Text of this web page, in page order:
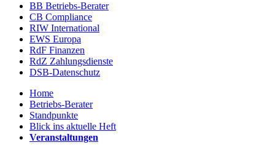
BB Betriebs-Berater
CB Compliance
RIW International
EWS Europa
RdF Finanzen
RdZ Zahlungsdienste
DSB-Datenschutz
Home
Betriebs-Berater
Standpunkte
Blick ins aktuelle Heft
Veranstaltungen